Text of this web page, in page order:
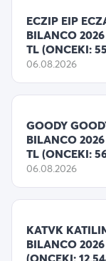
ECZIP EIP
BILANCO
TL (ONCEKI:
06.08.2026
GOODY
BILANCO
TL (ONCEKI:
06.08.2026
KATVK
BILANCO
(ONCEKI: